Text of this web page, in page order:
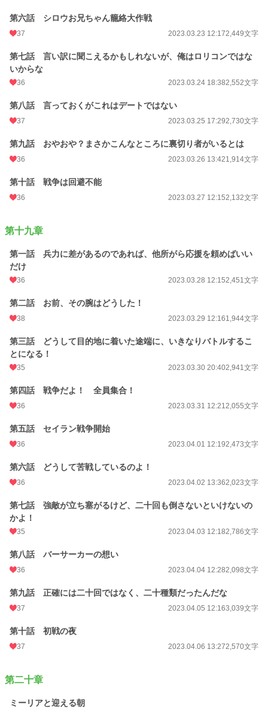
第六話 シロウお兄ちゃん籠絡大作戦
37 2023.03.23 12:172,449文字
第七話 言い訳に聞こえるかもしれないが、俺はロリコンではな
いからな
36 2023.03.24 18:382,552文字
第八話 言っておくがこれはデートではない
37 2023.03.25 17:292,730文字
第九話 おやおや？まさかこんなところに裏切り者がいるとは
36 2023.03.26 13:421,914文字
第十話 戦争は回避不能
36 2023.03.27 12:152,132文字
第十九章
第一話 兵力に差があるのであれば、他所がら応援を頼めばいい
だけ
36 2023.03.28 12:152,451文字
第二話 お前、その腕はどうした！
38 2023.03.29 12:161,944文字
第三話 どうして目的地に着いた途端に、いきなりバトルするこ
とになる！
35 2023.03.30 20:402,941文字
第四話 戦争だよ！ 全員集合！
36 2023.03.31 12:212,055文字
第五話 セイラン戦争開始
36 2023.04.01 12:192,473文字
第六話 どうして苦戦しているのよ！
36 2023.04.02 13:362,023文字
第七話 強敵が立ち塞がるけど、二十回も倒さないといけないの
かよ！
35 2023.04.03 12:182,786文字
第八話 バーサーカーの想い
36 2023.04.04 12:282,098文字
第九話 正確には二十回ではなく、二十種類だったんだな
37 2023.04.05 12:163,039文字
第十話 初戦の夜
37 2023.04.06 13:272,570文字
第二十章
ミーリアと迎える朝